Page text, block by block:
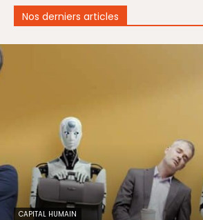
Nos derniers articles
CAPITAL HUMAIN